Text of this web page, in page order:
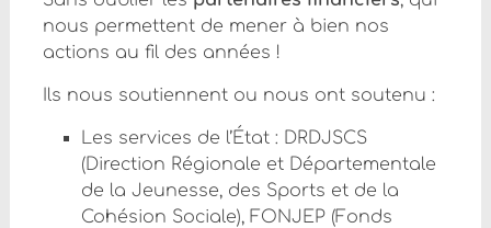
nous permettent de mener à bien nos
actions au fil des années !
Ils nous soutiennent ou nous ont soutenu :
Les services de l’État : DRDJSCS
(Direction Régionale et Départementale
de la Jeunesse, des Sports et de la
Cohésion Sociale), FONJEP (Fonds